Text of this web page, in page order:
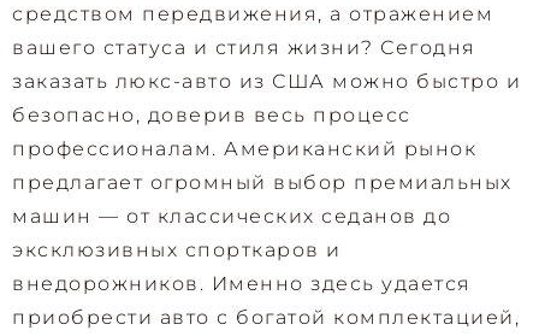
средством передвижения, а отражением
вашего статуса и стиля жизни? Сегодня
заказать люкс-авто из США можно быстро и
безопасно, доверив весь процесс
профессионалам. Американский рынок
предлагает огромный выбор премиальных
машин — от классических седанов до
эксклюзивных спорткаров и
внедорожников. Именно здесь удается
приобрести авто с богатой комплектацией,